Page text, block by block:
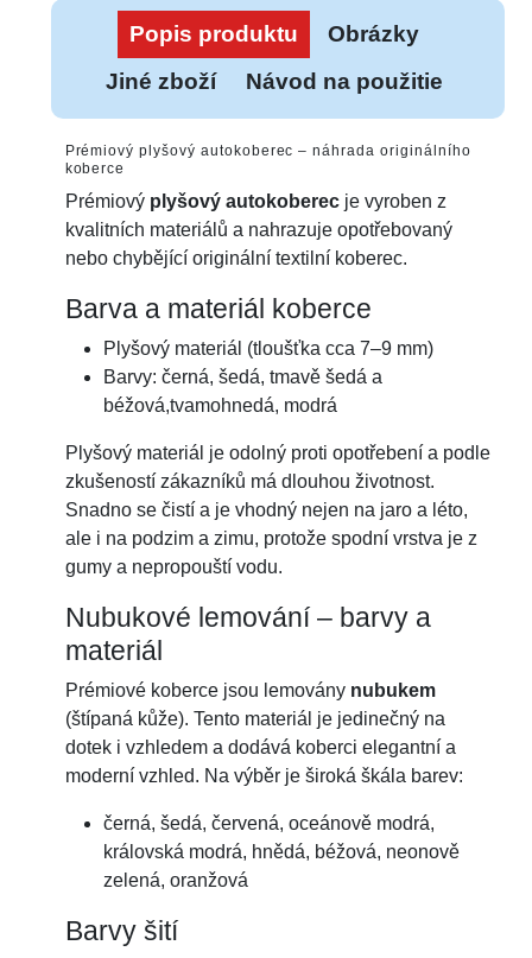
Popis produktu
Obrázky
Jiné zboží
Návod na použitie
Prémiový plyšový autokoberec – náhrada originálního
koberce
Prémiový plyšový autokoberecje vyroben z
kvalitních materiálů a nahrazuje opotřebovaný
nebo chybějící originální textilní koberec.
Barva a materiál koberce
Plyšový materiál (tloušťka cca 7–9 mm)
Barvy: černá, šedá, tmavě šedá a
béžová,tvamohnedá, modrá
Plyšový materiál je odolný proti opotřebení a podle
zkušeností zákazníků má dlouhou životnost.
Snadno se čistí a je vhodný nejen na jaro a léto,
ale i na podzim a zimu, protože spodní vrstva je z
gumy a nepropouští vodu.
Nubukové lemování – barvy a
materiál
Prémiové koberce jsou lemovány nubukem
(štípaná kůže). Tento materiál je jedinečný na
dotek i vzhledem a dodává koberci elegantní a
moderní vzhled. Na výběr je široká škála barev:
černá, šedá, červená, oceánově modrá,
královská modrá, hnědá, béžová, neonově
zelená, oranžová
Barvy šití